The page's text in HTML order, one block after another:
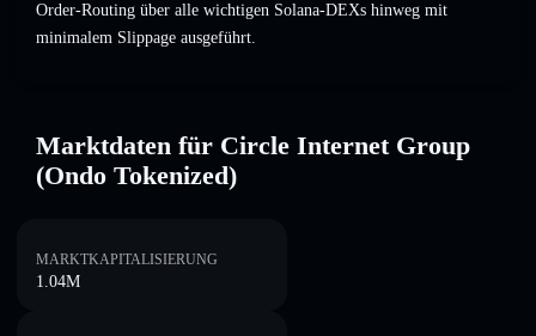
Order-Routing über alle wichtigen Solana-DEXs hinweg mit
minimalem Slippage ausgeführt.
Marktdaten für Circle Internet Group
(Ondo Tokenized)
MARKTKAPITALISIERUNG
1.04M